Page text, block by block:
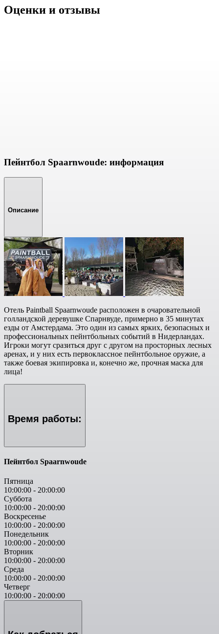
Оценки и отзывы
Пейнтбол Spaarnwoude: информация
Описание
Отель Paintball Spaarnwoude расположен в очаровательной
голландской деревушке Спарнвуде, примерно в 35 минутах
езды от Амстердама. Это один из самых ярких, безопасных и
профессиональных пейнтбольных событий в Нидерландах.
Игроки могут сразиться друг с другом на просторных лесных
аренах, и у них есть первоклассное пейнтбольное оружие, а
также боевая экипировка и, конечно же, прочная маска для
лица!
Время работы:
Пейнтбол Spaarnwoude
Пятница
10:00:00 - 20:00:00
Суббота
10:00:00 - 20:00:00
Воскресенье
10:00:00 - 20:00:00
Понедельник
10:00:00 - 20:00:00
Вторник
10:00:00 - 20:00:00
Среда
10:00:00 - 20:00:00
Четверг
10:00:00 - 20:00:00